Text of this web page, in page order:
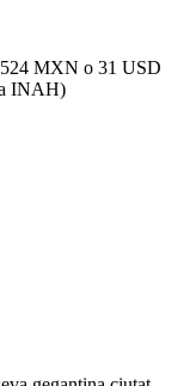
MXN o 31 USD
INAH)